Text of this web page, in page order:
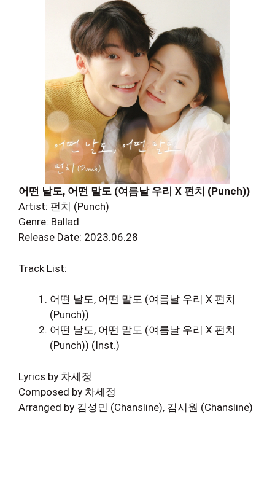
어떤 날도, 어떤 말도 (여름날 우리 X 펀치 (Punch))
Artist: 펀치 (Punch)
Genre: Ballad
Release Date: 2023.06.28
Track List:
어떤 날도, 어떤 말도 (여름날 우리 X 펀치
(Punch))
어떤 날도, 어떤 말도 (여름날 우리 X 펀치
(Punch)) (Inst.)
Lyrics by 차세정
Composed by 차세정
Arranged by 김성민 (Chansline), 김시원 (Chansline)